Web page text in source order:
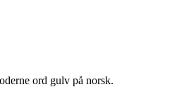
ord gulv på norsk.